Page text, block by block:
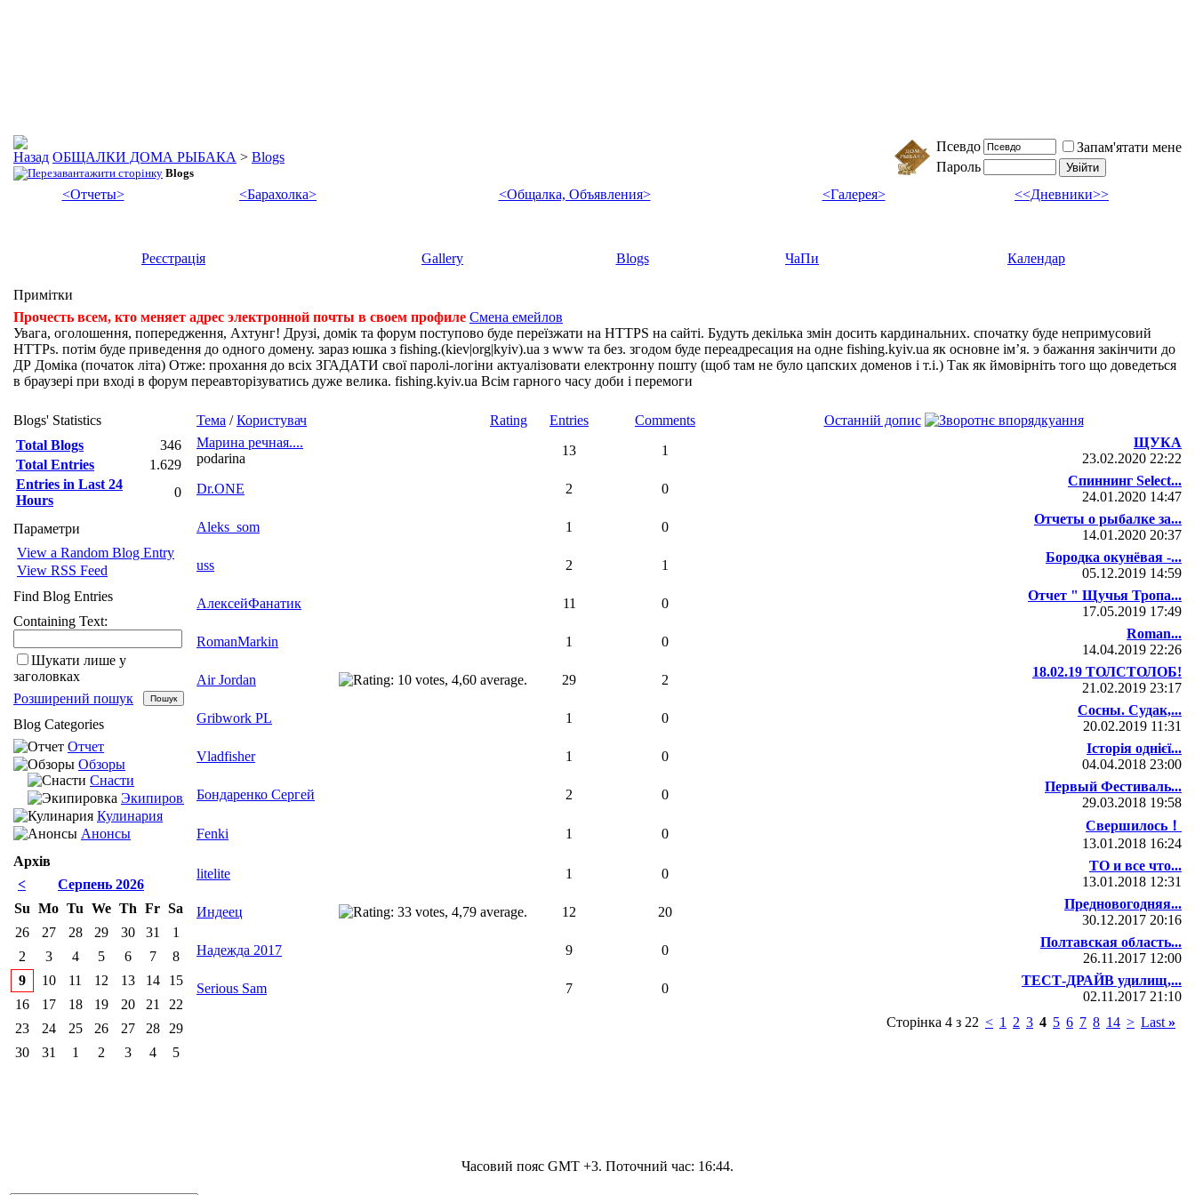
ОБЩАЛКИ ДОМА РЫБАКА > Blogs
Blogs
Псевдо
Запам'ятати мене
Пароль
<Отчеты>
<Барахолка> <Общалка, Объявления> <Галерея> <<Дневники>>
Реєстрація Gallery Blogs ЧаПи Календар
Примітки
Прочесть всем, кто меняет адрес электронной почты в своем профиле Смена емейлов
Увага, оголошення, попередження, Ахтунг! Друзі, домік та форум поступово буде переїзжати на HTTPS на сайті. Будуть декілька змін досить кардинальних. спочатку буде непримусовий
HTTPs. потім буде приведення до одного домену. зараз юшка з fishing.(kiev|org|kyiv).ua з www та без. згодом буде переадресация на одне fishing.kyiv.ua як основне імʼя. э бажання закінчити до
ДР Доміка (початок літа) Отже: прохання до всіх ЗГАДАТИ свої паролі-логіни актуалізовати електронну пошту (щоб там не було цапских доменов і т.і.) Так як ймовірніть того що доведеться
в браузері при вході в форум переавторізуватись дуже велика. fishing.kyiv.ua Всім гарного часу доби і перемоги
Rating
Тема /Користувач Entries Comments
Останній допис
Марина речная....
podarina
13 1
ЩУКА
23.02.2020 22:22
Dr.ONE
2 0
Спиннинг Select...
24.01.2020 14:47
Aleks_som
1 0
Отчеты о рыбалке за...
14.01.2020 20:37
uss
2 1
Бородка окунёвая -...
05.12.2019 14:59
АлексейФанатик
11 0
Отчет " Щучья Тропа...
17.05.2019 17:49
RomanMarkin
1 0
Roman...
14.04.2019 22:26
Air Jordan
29 2
18.02.19 ТОЛСТОЛОБ!
21.02.2019 23:17
Gribwork PL
1 0
Сосны. Судак,...
20.02.2019 11:31
Vladfisher
1 0
Історія однієї...
04.04.2018 23:00
Бондаренко Сергей
2 0
Первый Фестиваль...
29.03.2018 19:58
Fenki 1 0
Свершилось！
13.01.2018 16:24
litelite
1 0
ТО и все что...
13.01.2018 12:31
Индеец
12 20
Предновогодняя...
30.12.2017 20:16
Надежда 2017
9 0
Полтавская область...
26.11.2017 12:00
Serious Sam
7 0
ТЕСТ-ДРАЙВ удилищ,...
02.11.2017 21:10
Сторінка 4 з 22 < 1 2 3 4 5 6 7 8 14 > Last »
Blogs' Statistics
Total Blogs
346
Total Entries
1.629
Entries in Last 24
Hours
0
Параметри
View a Random Blog Entry
View RSS Feed
Find Blog Entries
Containing Text:
Шукати лише у
заголовках
Розширений пошук
Blog Categories
Отчет
Обзоры
Снасти
Экипировка
Кулинария
Анонсы
Архів
<
Серпень 2026
Su Mo Tu We Th Fr Sa
26
27 28 29 30 31
1
2
3 4 5 6 7
8
9
10 11 12 13 14
15
16
17 18 19 20 21
22
23
24 25 26 27 28
29
30
31 1 2 3 4 5
Часовий пояс GMT +3. Поточний час: 16:44.